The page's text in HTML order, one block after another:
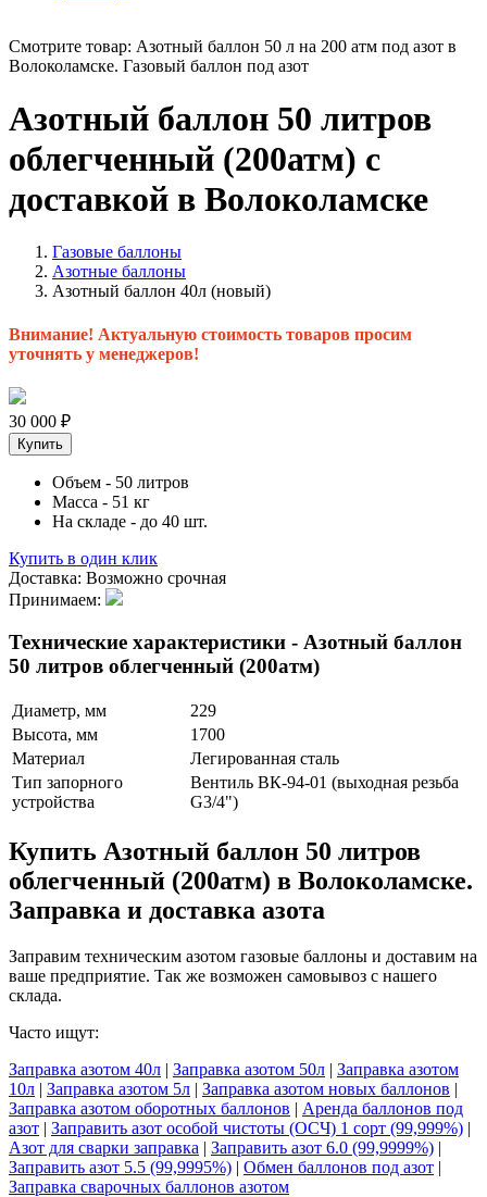
Смотрите товар: Азотный баллон 50 л на 200 атм под азот в
Волоколамске. Газовый баллон под азот
Азотный баллон 50 литров
облегченный (200атм) с
доставкой в Волоколамске
Газовые баллоны
Азотные баллоны
Азотный баллон 40л (новый)
Внимание! Актуальную стоимость товаров просим
уточнять у менеджеров!
30 000 ₽
Купить
Объем - 50 литров
Масса - 51 кг
На складе - до 40 шт.
Купить в один клик
Доставка: Возможно срочная
Принимаем:
Технические характеристики - Азотный баллон
50 литров облегченный (200атм)
Диаметр, мм
229
Высота, мм
1700
Материал
Легированная сталь
Тип запорного
устройства
Вентиль ВК-94-01 (выходная резьба
G3/4")
Купить Азотный баллон 50 литров
облегченный (200атм) в Волоколамске.
Заправка и доставка азота
Заправим техническим азотом газовые баллоны и доставим на
ваше предприятие. Так же возможен самовывоз с нашего
склада.
Часто ищут:
Заправка азотом 40л | Заправка азотом 50л | Заправка азотом
10л | Заправка азотом 5л | Заправка азотом новых баллонов |
Заправка азотом оборотных баллонов | Аренда баллонов под
азот | Заправить азот особой чистоты (ОСЧ) 1 сорт (99,999%) |
Азот для сварки заправка | Заправить азот 6.0 (99,9999%) |
Заправить азот 5.5 (99,9995%) | Обмен баллонов под азот |
Заправка сварочных баллонов азотом